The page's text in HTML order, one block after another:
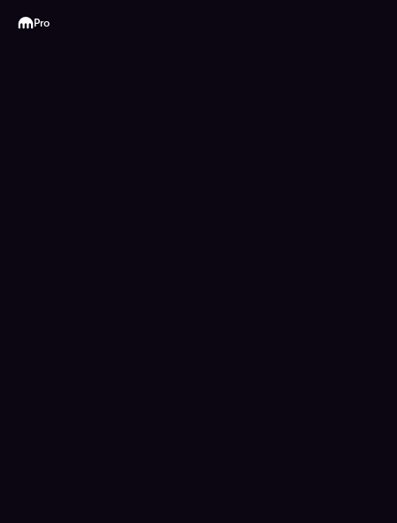
Kraken
Pro